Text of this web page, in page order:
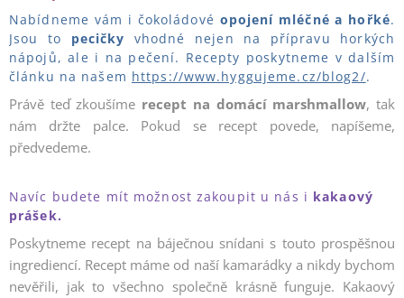
Nabídneme vám i čokoládové opojení mléčné a hořké.
Jsou to pecičky vhodné nejen na přípravu horkých
nápojů, ale i na pečení. Recepty poskytneme v dalším
článku na našem https://www.hyggujeme.cz/blog2/.
Právě teď zkoušíme recept na domácí marshmallow, tak
nám držte palce. Pokud se recept povede, napíšeme,
předvedeme.
Navíc budete mít možnost zakoupit u nás i kakaový
prášek.
Poskytneme recept na báječnou snídani s touto prospěšnou
ingrediencí. Recept máme od naší kamarádky a nikdy bychom
nevěřili, jak to všechno společně krásně funguje. Kakaový